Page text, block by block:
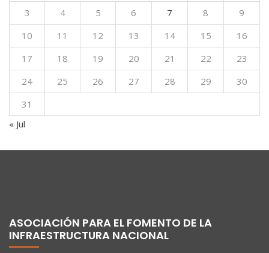
3
4 5 6 7 8
9
10
11 12 13 14 15
16
17
18 19 20 21 22
23
24
25 26 27 28 29
30
31
« Jul
ASOCIACIÓN PARA EL FOMENTO DE LA
INFRAESTRUCTURA NACIONAL